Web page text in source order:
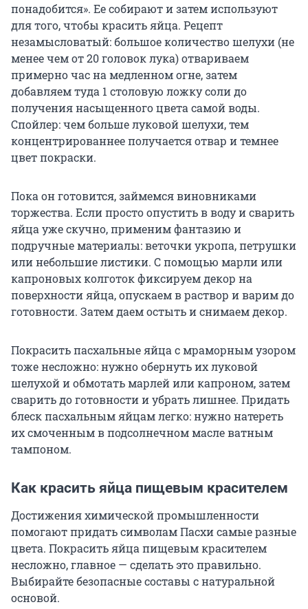
понадобится». Ее собирают и затем используют
для того, чтобы красить яйца. Рецепт
незамысловатый: большое количество шелухи (не
менее чем от 20 головок лука) отвариваем
примерно час на медленном огне, затем
добавляем туда 1 столовую ложку соли до
получения насыщенного цвета самой воды.
Спойлер: чем больше луковой шелухи, тем
концентрированнее получается отвар и темнее
цвет покраски.
Пока он готовится, займемся виновниками
торжества. Если просто опустить в воду и сварить
яйца уже скучно, применим фантазию и
подручные материалы: веточки укропа, петрушки
или небольшие листики. С помощью марли или
капроновых колготок фиксируем декор на
поверхности яйца, опускаем в раствор и варим до
готовности. Затем даем остыть и снимаем декор.
Покрасить пасхальные яйца с мраморным узором
тоже несложно: нужно обернуть их луковой
шелухой и обмотать марлей или капроном, затем
сварить до готовности и убрать лишнее. Придать
блеск пасхальным яйцам легко: нужно натереть
их смоченным в подсолнечном масле ватным
тампоном.
Как красить яйца пищевым красителем
Достижения химической промышленности
помогают придать символам Пасхи самые разные
цвета. Покрасить яйца пищевым красителем
несложно, главное — сделать это правильно.
Выбирайте безопасные составы с натуральной
основой.